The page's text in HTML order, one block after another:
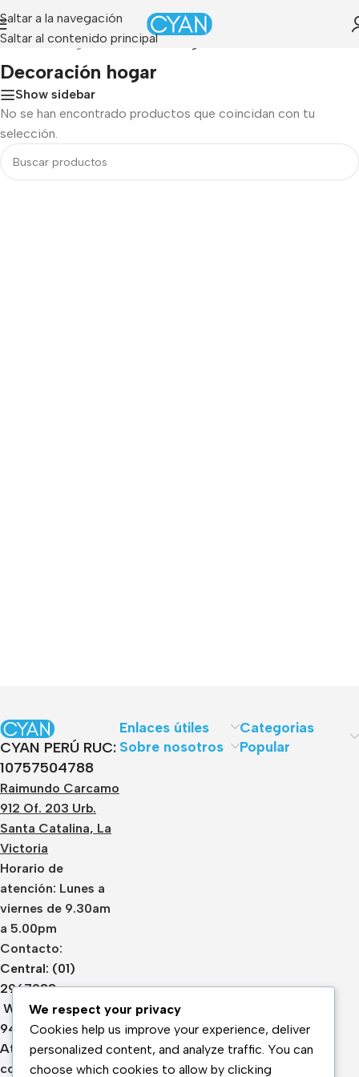
Saltar a la navegación
Saltar al contenido principal
Portada »Hogar»Decoración hogar
Decoración hogar
Show sidebar
No se han encontrado productos que coincidan con tu
selección.
CYAN PERÚ RUC:
10757504788
Raimundo Carcamo
912 Of. 203 Urb.
Santa Catalina, La
Victoria
Horario de
atención: Lunes a
viernes de 9.30am
a 5.00pm
Contacto:
Central: (01)
2967933
Whatsapp:
943436148
Atención:
contacto@cyanperu.com
Enlaces útiles
Sobre nosotros
Categorias
Popular
We respect your privacy
Cookies help us improve your experience, deliver
personalized content, and analyze traffic. You can
choose which cookies to allow by clicking